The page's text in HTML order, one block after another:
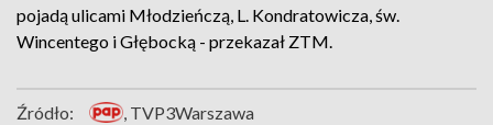
pojadą ulicami Młodzieńczą, L. Kondratowicza, św.
Wincentego i Głębocką - przekazał ZTM.
Źródło: , TVP3Warszawa